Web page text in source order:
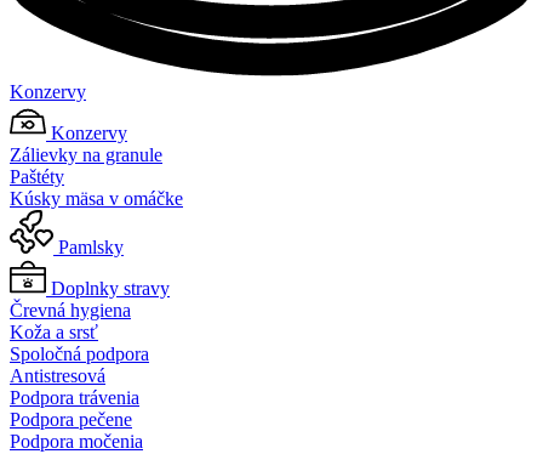
Konzervy
Konzervy
Zálievky na granule
Paštéty
Kúsky mäsa v omáčke
Pamlsky
Doplnky stravy
Črevná hygiena
Koža a srsť
Spoločná podpora
Antistresová
Podpora trávenia
Podpora pečene
Podpora močenia